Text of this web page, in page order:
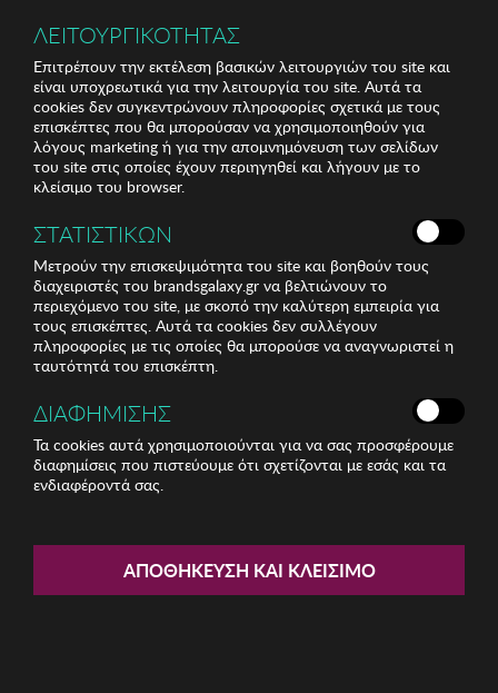
Σετ Ποτήρια Κρασιού 6 τμχ
ΛΕΙΤΟΥΡΓΙΚΟΤΗΤΑΣ
Επιτρέπουν την εκτέλεση βασικών λειτουργιών του site και
είναι υποχρεωτικά για την λειτουργία του site. Αυτά τα
cookies δεν συγκεντρώνουν πληροφορίες σχετικά με τους
επισκέπτες που θα μπορούσαν να χρησιμοποιηθούν για
λόγους marketing ή για την απομνημόνευση των σελίδων
του site στις οποίες έχουν περιηγηθεί και λήγουν με το
κλείσιμο του browser.
ΣΤΑΤΙΣΤΙΚΩΝ
Μετρούν την επισκεψιμότητα του site και βοηθούν τους
διαχειριστές του brandsgalaxy.gr να βελτιώνουν το
περιεχόμενο του site, με σκοπό την καλύτερη εμπειρία για
τους επισκέπτες. Αυτά τα cookies δεν συλλέγουν
πληροφορίες με τις οποίες θα μπορούσε να αναγνωριστεί η
ταυτότητά του επισκέπτη.
ΔΙΑΦΗΜΙΣΗΣ
Τα cookies αυτά χρησιμοποιούνται για να σας προσφέρουμε
διαφημίσεις που πιστεύουμε ότι σχετίζονται με εσάς και τα
ενδιαφέροντά σας.
ΑΠΟΘΉΚΕΥΣΗ ΚΑΙ ΚΛΕΊΣΙΜΟ